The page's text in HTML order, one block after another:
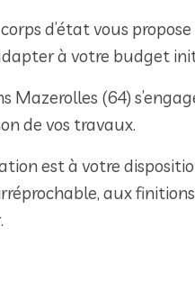
d’état vous
à votre budget
Mazerolles (64)
de vos travaux.
est à votre
aux